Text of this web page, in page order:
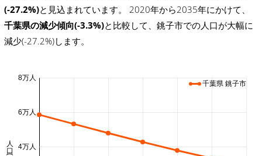
(-27.2%)と見込まれています。 2020年から2035年にかけて、
千葉県の減少傾向(-3.3%)と比較して、銚子市での人口が大幅に
減少(-27.2%)します。
4万人
6万人
8万人
千葉県 銚子市